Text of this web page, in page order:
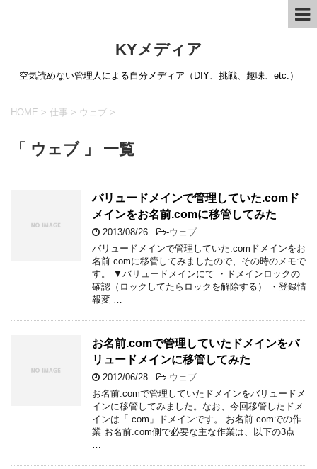
KYメディア
空気読めない管理人による自分メディア（DIY、挑戦、趣味、etc.）
HOME > 仕事 > ウェブ >
「 ウェブ 」 一覧
バリュードメインで管理していた.comド
メインをお名前.comに移管してみた
2013/08/26 -ウェブ
バリュードメインで管理していた.comドメインをお
名前.comに移管してみましたので、その時のメモで
す。 ▼バリュードメインにて ・ドメインロックの
確認（ロックしてたらロックを解除する） ・登録情
報変 …
お名前.comで管理していたドメインをバ
リュードメインに移管してみた
2012/06/28 -ウェブ
お名前.comで管理していたドメインをバリュードメ
インに移管してみました。なお、今回移管したドメ
インは「.com」ドメインです。 お名前.comでの作
業 お名前.com側で必要な主な作業は、以下の3点